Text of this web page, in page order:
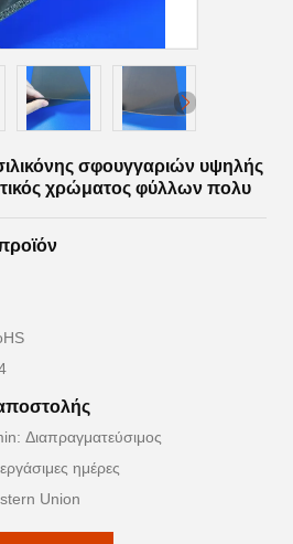
σφουγγαριών υψηλής
χρώματος φύλλων πολυ
Διαπραγματεύσιμος
ημέρες
Union